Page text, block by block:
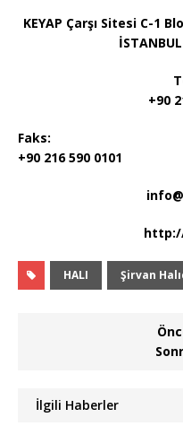
KEYAP Çarşı Sitesi C-1
+90
Faks:
+90 216 590 0101
HALI Şirvan
İlgili Haberler